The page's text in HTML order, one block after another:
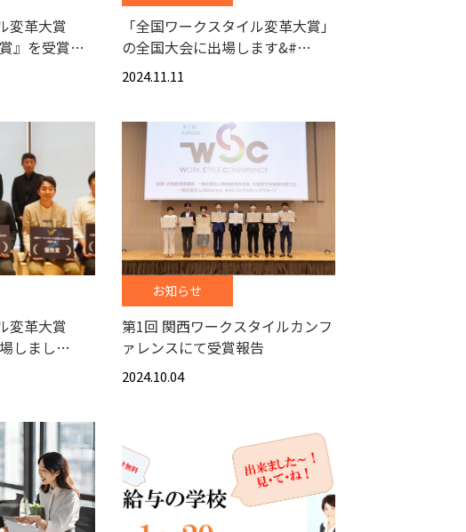
変革大賞
』を受賞…
「全国ワークスタイル変革大賞」
の全国大会に出場します&#…
2024.11.11
変革大賞
しまし…
お知らせ
第1回 関西ワークスタイルカンフ
ァレンスにて受賞報告
2024.10.04